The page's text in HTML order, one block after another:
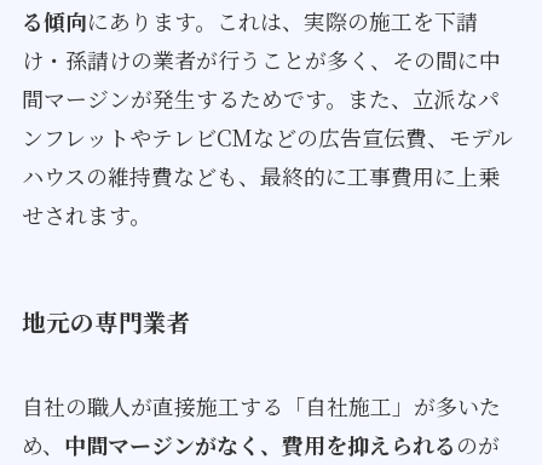
る傾向にあります。これは、実際の施工を下請
け・孫請けの業者が行うことが多く、その間に中
間マージンが発生するためです。また、立派なパ
ンフレットやテレビCMなどの広告宣伝費、モデル
ハウスの維持費なども、最終的に工事費用に上乗
せされます。
地元の専門業者
自社の職人が直接施工する「自社施工」が多いた
め、 中間マージンがなく、費用を抑えられるのが